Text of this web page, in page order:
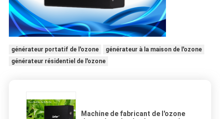
générateur portatif de l'ozone
générateur à la maison de l'ozone
générateur résidentiel de l'ozone
Machine de fabricant de l'ozone